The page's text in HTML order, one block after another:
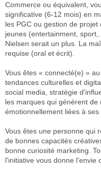
Commerce ou équivalent,
significative (6-12 mois) en
les PGC ou gestion de
jeunes (entertainment,
Nielsen serait un plus. La
requise (oral et écrit).
Vous êtes « connecté(e) »
tendances culturelles et
social media, stratégie
les marques qui génèrent
émotionnellement liées à ses
Vous êtes une personne qui
de bonnes capacités
bonne curiosité marketing.
l'initiative vous donne l'envie